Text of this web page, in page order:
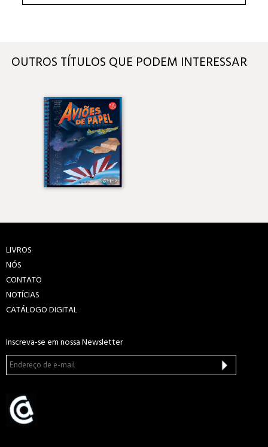
OUTROS TÍTULOS QUE PODEM INTERESSAR
LIVROS
NÓS
CONTATO
NOTÍCIAS
CATÁLOGO DIGITAL
Inscreva-se em nossa Newsletter